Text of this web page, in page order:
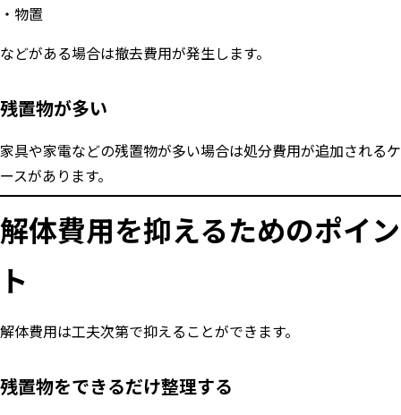
物置
などがある場合は撤去費用が発生します。
残置物が多い
家具や家電などの残置物が多い場合は処分費用が追加されるケ
ースがあります。
解体費用を抑えるためのポイン
ト
解体費用は工夫次第で抑えることができます。
残置物をできるだけ整理する